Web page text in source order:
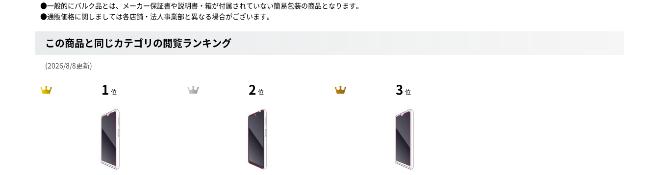
●一般的にバルク品とは、メーカー保証書や説明書・箱が付属されていない簡易包装の商品となります。
●通販価格に関しましては各店舗・法人事業部と異なる場合がございます。
この商品と同じカテゴリの閲覧ランキング
(2026/8/8更新)
1 位 2 位 3 位